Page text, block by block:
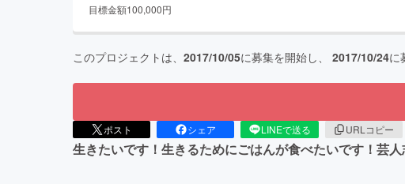
目標金額100,000円
このプロジェクトは、 2017/10/05に募集を開始し、 2017/10/24に
ポスト シェア LINEで送る URLコピー
生きたいです！生きるためにごはんが食べたいです！芸